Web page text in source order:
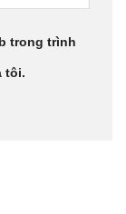
trong trình
tôi.